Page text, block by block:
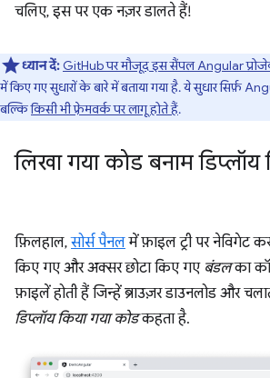
चलिए, इस पर एक नज़र डालते हैं!
ध्यान दें: GitHub पर मौजूद इस सैंपल Angular
में किए गए सुधारों के बारे में बताया गया है. ये सुधार सिर्फ़
बल्किकिसी भी फ़्रेमवर्क पर लागू होते हैं.
लिखा गया कोड बनाम डिप्लॉय
फ़िलहाल,सोर्स पैनलमें फ़ाइल ट्री पर नेविगेट
किए गए और अक्सर छोटा किए गए बंडलका
फ़ाइलें होती हैं जिन्हें ब्राउज़र डाउनलोड और
डिप्लॉय किया गया कोडकहता है.